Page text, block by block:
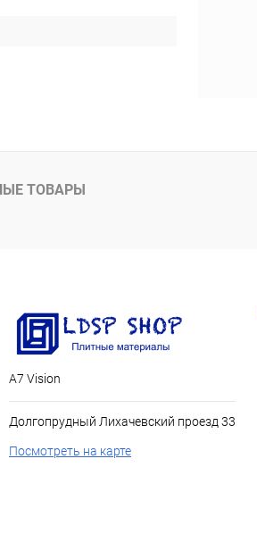
ТОВАРЫ
А7 Vision
Долгопрудный Лихачевский проезд 33
Посмотреть на карте